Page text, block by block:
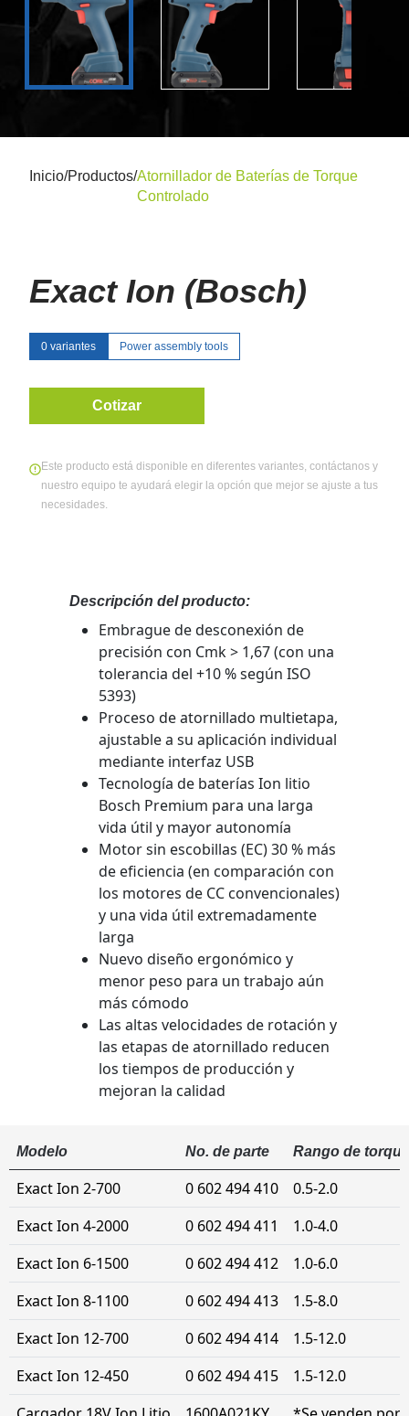
Inicio/Productos/Atornillador de Baterías de Torque
Controlado
Exact Ion (Bosch)
0 variantes Power assembly tools
Cotizar
Este producto está disponible en diferentes variantes, contáctanos y
nuestro equipo te ayudará elegir la opción que mejor se ajuste a tus
necesidades.
Descripción del producto:
Embrague de desconexión de
precisión con Cmk > 1,67 (con una
tolerancia del +10 % según ISO
5393)
Proceso de atornillado multietapa,
ajustable a su aplicación individual
mediante interfaz USB
Tecnología de baterías Ion litio
Bosch Premium para una larga
vida útil y mayor autonomía
Motor sin escobillas (EC) 30 % más
de eficiencia (en comparación con
los motores de CC convencionales)
y una vida útil extremadamente
larga
Nuevo diseño ergonómico y
menor peso para un trabajo aún
más cómodo
Las altas velocidades de rotación y
las etapas de atornillado reducen
los tiempos de producción y
mejoran la calidad
Modelo No. de parte Rango de
Exact Ion 2-700 0 602 494 410
0.5-2.0
Exact Ion 4-2000
0 602 494 411
1.0-4.0
Exact Ion 6-1500
0 602 494 412
1.0-6.0
Exact Ion 8-1100
0 602 494 413
1.5-8.0
Exact Ion 12-700
0 602 494 414
1.5-12.0
Exact Ion 12-450
0 602 494 415
1.5-12.0